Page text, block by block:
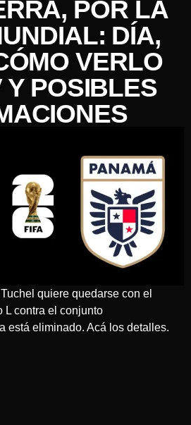
POR LA
DÍA,
VERLO
Y POSIBLES
quiere quedarse con el
L contra el conjunto
está eliminado. Acá los detalles.